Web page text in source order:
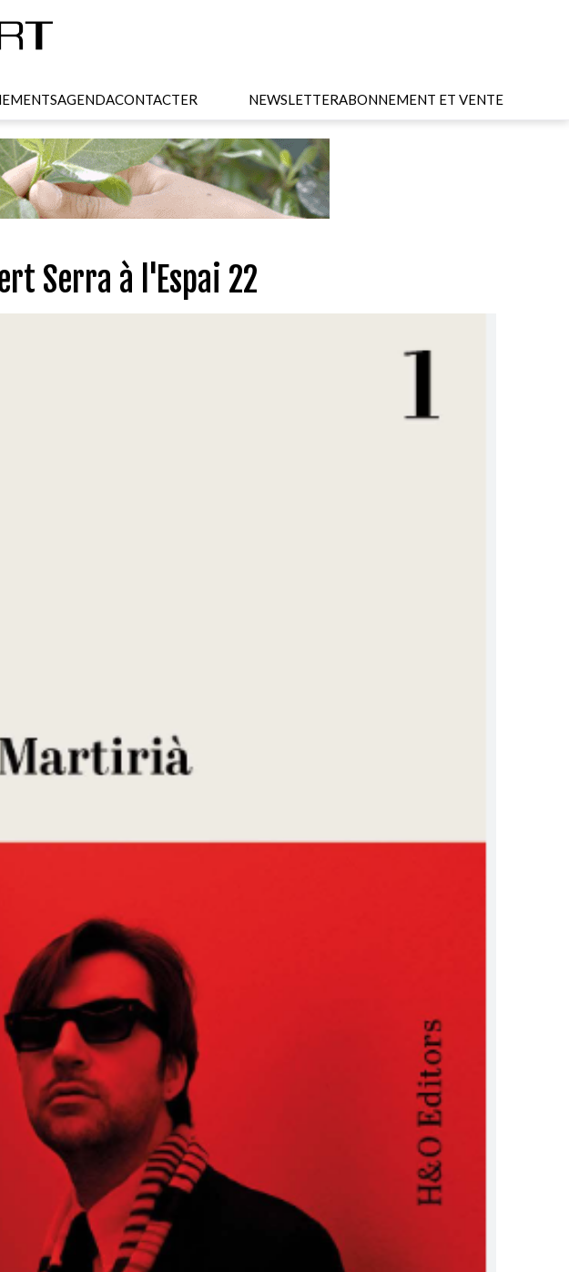
AGENDACONTACTER NEWSLETTERABONNEMENT ET VENTE
Serra à l'Espai 22